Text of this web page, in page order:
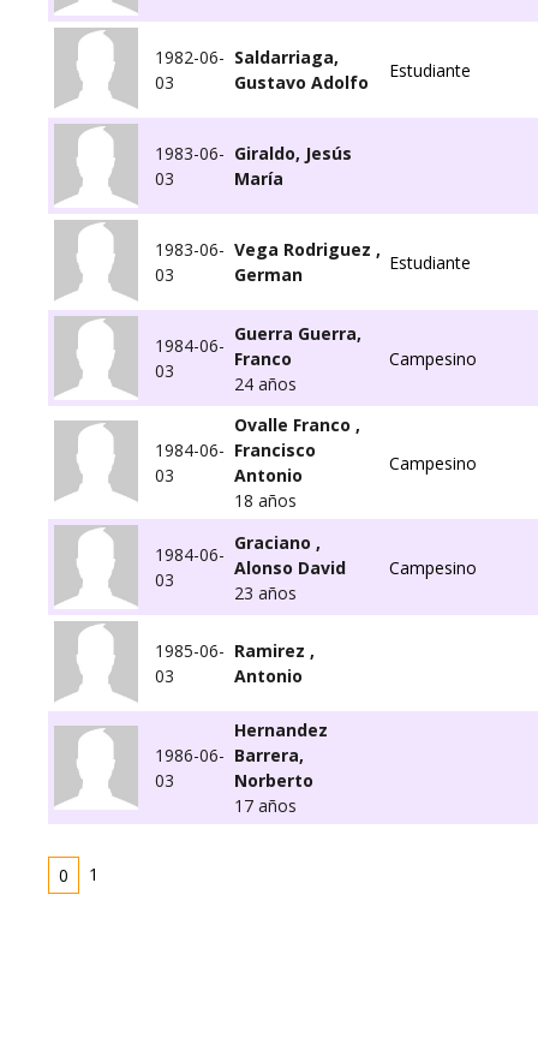
1982-06-
03
Saldarriaga,
Gustavo Adolfo
Estudiante
1983-06-
03
Giraldo, Jesús
María
1983-06-
03
Vega Rodriguez ,
German
Estudiante
1984-06-
03
Guerra Guerra,
Franco
24 años
Campesino
1984-06-
03
Ovalle Franco ,
Francisco
Antonio
18 años
Campesino
1984-06-
03
Graciano ,
Alonso David
23 años
Campesino
1985-06-
03
Ramirez ,
Antonio
1986-06-
03
Hernandez
Barrera,
Norberto
17 años
0 1